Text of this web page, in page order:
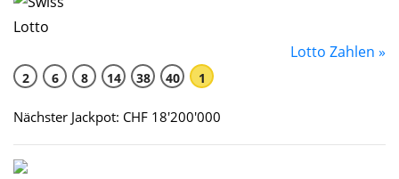
Lotto Zahlen »
2 6 8 14 38 40 1
Nächster Jackpot: CHF 18'200'000